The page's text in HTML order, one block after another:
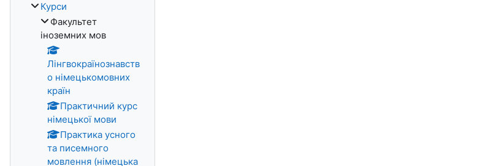
Курси
Факультет
іноземних мов
Лінгвокраїнознавств
о німецькомовних
країн
Практичний курс
німецької мови
Практика усного
та писемного
мовлення (німецька